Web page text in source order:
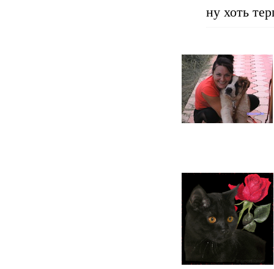
ну хоть